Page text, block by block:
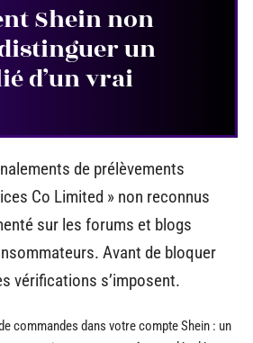
Shein non
un
d’un vrai
de prélèvements
Co Limited » non reconnus
sur les forums et blogs
Avant de bloquer
vérifications s’imposent.
commandes dans votre compte Shein : un